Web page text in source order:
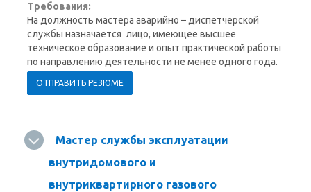
Требования:
На должность мастера аварийно – диспетчерской
службы назначается лицо, имеющее высшее
техническое образование и опыт практической работы
по направлению деятельности не менее одного года.
ОТПРАВИТЬ РЕЗЮМЕ
Мастер службы эксплуатации
внутридомового и
внутриквартирного газового